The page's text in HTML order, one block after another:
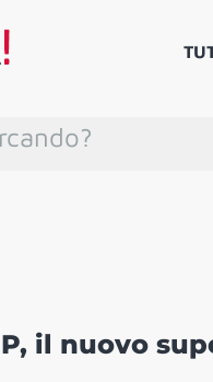
il nuovo